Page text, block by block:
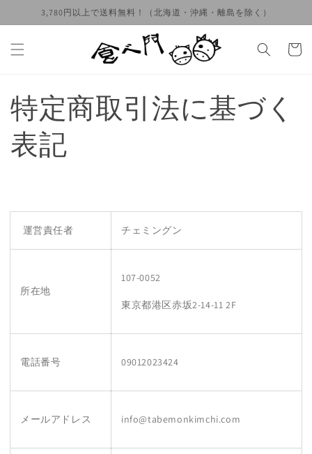
로 건너
뛰기
3,780円以上で送料無料！（北海道・沖縄・離島を除く）
트
特定商取引法に基づく
表記
運営責任者 チェミングン
所在地
107-0052
東京都港区赤坂2-14-11 2F
電話番号 09012023424
メールアドレス info@tabemonkimchi.com